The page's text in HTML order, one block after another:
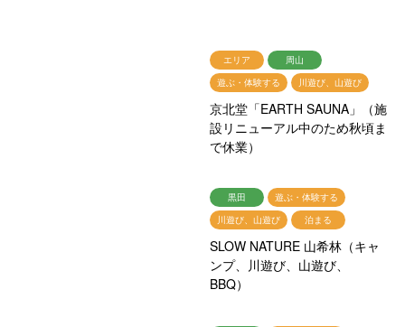
エリア
周山
遊ぶ・体験する
川遊び、山遊び
京北堂「EARTH SAUNA」（施
設リニューアル中のため秋頃ま
で休業）
黒田
遊ぶ・体験する
川遊び、山遊び
泊まる
SLOW NATURE 山希林（キャ
ンプ、川遊び、山遊び、
BBQ）